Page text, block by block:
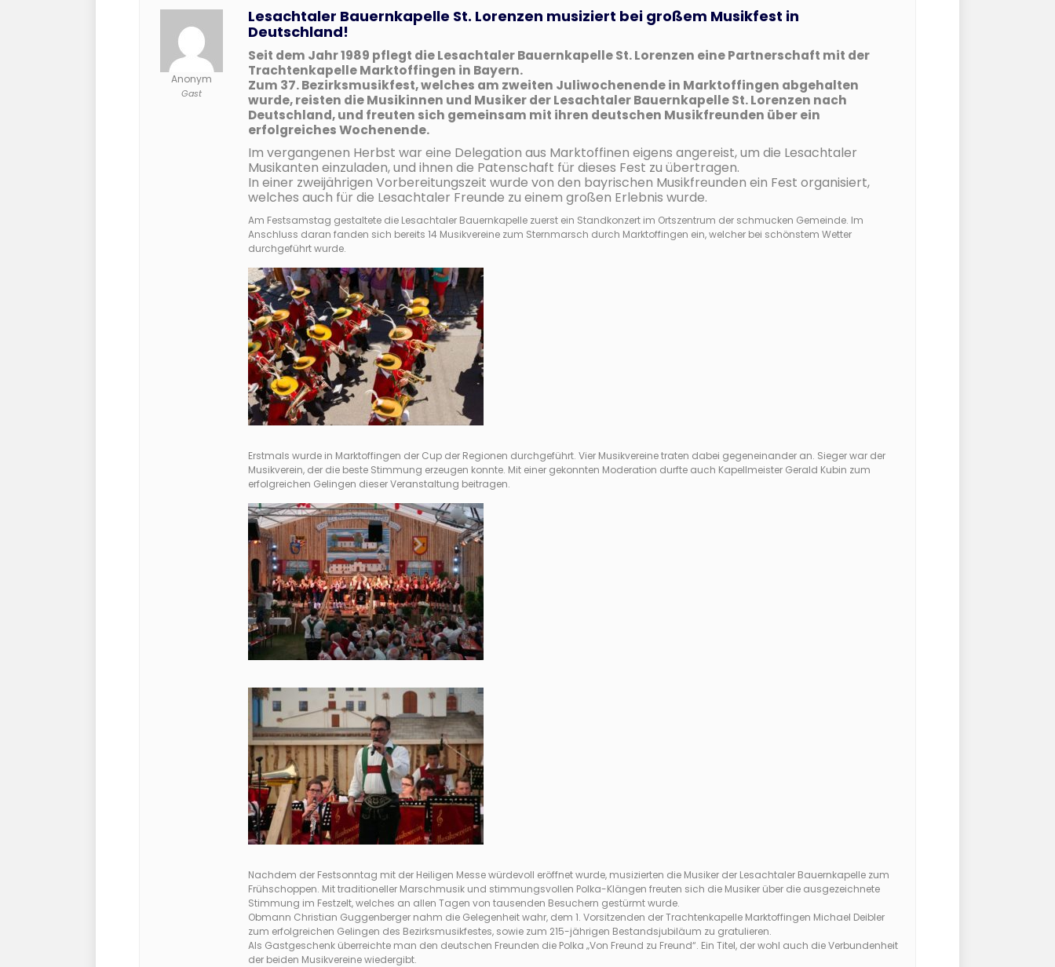
Anonym
Gast
Lesachtaler Bauernkapelle St. Lorenzen musiziert bei großem Musikfest in
Deutschland!
Seit dem Jahr 1989 pflegt die Lesachtaler Bauernkapelle St. Lorenzen eine Partnerschaft mit der
Trachtenkapelle Marktoffingen in Bayern.
Zum 37. Bezirksmusikfest, welches am zweiten Juliwochenende in Marktoffingen abgehalten
wurde, reisten die Musikinnen und Musiker der Lesachtaler Bauernkapelle St. Lorenzen nach
Deutschland, und freuten sich gemeinsam mit ihren deutschen Musikfreunden über ein
erfolgreiches Wochenende.
Im vergangenen Herbst war eine Delegation aus Marktoffinen eigens angereist, um die Lesachtaler
Musikanten einzuladen, und ihnen die Patenschaft für dieses Fest zu übertragen.
In einer zweijährigen Vorbereitungszeit wurde von den bayrischen Musikfreunden ein Fest organisiert,
welches auch für die Lesachtaler Freunde zu einem großen Erlebnis wurde.
Am Festsamstag gestaltete die Lesachtaler Bauernkapelle zuerst ein Standkonzert im Ortszentrum der schmucken Gemeinde. Im
Anschluss daran fanden sich bereits 14 Musikvereine zum Sternmarsch durch Marktoffingen ein, welcher bei schönstem Wetter
durchgeführt wurde.
Erstmals wurde in Marktoffingen der Cup der Regionen durchgeführt. Vier Musikvereine traten dabei gegeneinander an. Sieger war der
Musikverein, der die beste Stimmung erzeugen konnte. Mit einer gekonnten Moderation durfte auch Kapellmeister Gerald Kubin zum
erfolgreichen Gelingen dieser Veranstaltung beitragen.
Nachdem der Festsonntag mit der Heiligen Messe würdevoll eröffnet wurde, musizierten die Musiker der Lesachtaler Bauernkapelle zum
Frühschoppen. Mit traditioneller Marschmusik und stimmungsvollen Polka-Klängen freuten sich die Musiker über die ausgezeichnete
Stimmung im Festzelt, welches an allen Tagen von tausenden Besuchern gestürmt wurde.
Obmann Christian Guggenberger nahm die Gelegenheit wahr, dem 1. Vorsitzenden der Trachtenkapelle Marktoffingen Michael Deibler
zum erfolgreichen Gelingen des Bezirksmusikfestes, sowie zum 215-jährigen Bestandsjubiläum zu gratulieren.
Als Gastgeschenk überreichte man den deutschen Freunden die Polka „Von Freund zu Freund“. Ein Titel, der wohl auch die Verbundenheit
der beiden Musikvereine wiedergibt.